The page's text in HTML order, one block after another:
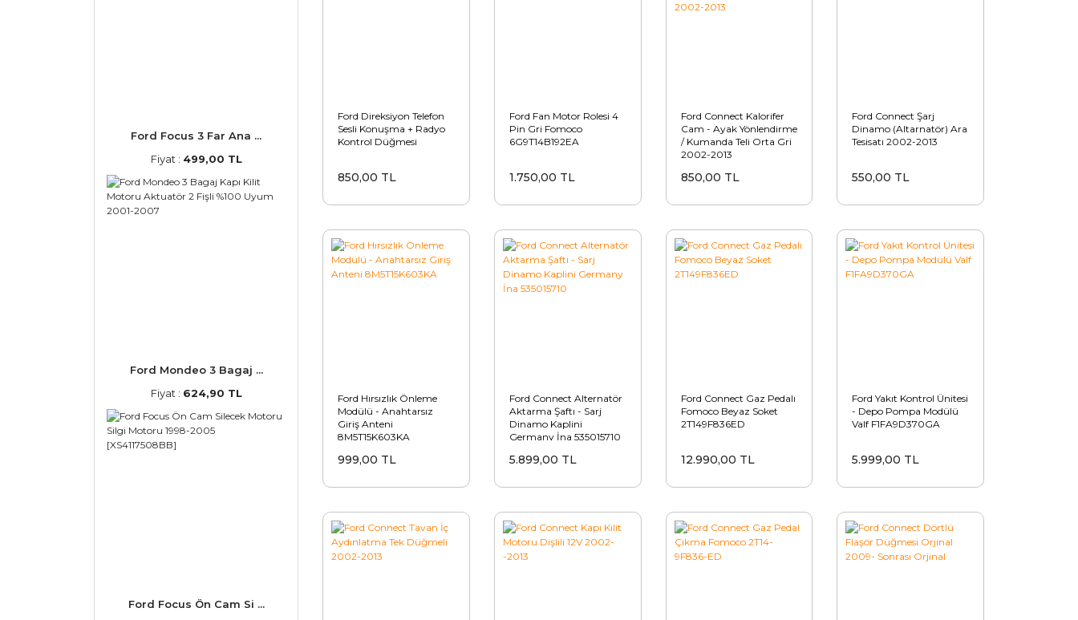
Ford Focus 3 Far Ana ...
Fiyat : 499,00 TL
Ford Mondeo 3 Bagaj ...
Fiyat : 624,90 TL
Ford Focus Ön Cam Si ...
Ford Direksiyon Telefon
Sesli Konuşma + Radyo
Kontrol Düğmesi
850,00 TL
Ford Fan Motor Rolesi 4
Pin Gri Fomoco
6G9T14B192EA
1.750,00 TL
Ford Connect Kalorifer
Cam - Ayak Yönlendirme
/ Kumanda Teli Orta Gri
2002-2013
850,00 TL
Ford Connect Şarj
Dinamo (Altarnatör) Ara
Tesisatı 2002-2013
550,00 TL
Ford Hırsızlık Önleme
Modülü - Anahtarsız
Giriş Anteni
8M5T15K603KA
999,00 TL
Ford Connect Alternatör
Aktarma Şaftı - Sarj
Dinamo Kaplini
Germany İna 535015710
5.899,00 TL
Ford Connect Gaz Pedalı
Fomoco Beyaz Soket
2T149F836ED
12.990,00 TL
Ford Yakıt Kontrol Ünitesi
- Depo Pompa Modülü
Valf F1FA9D370GA
5.999,00 TL